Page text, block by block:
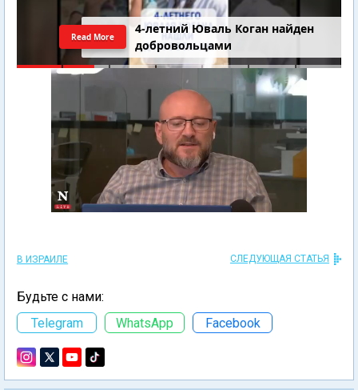
4-летний Юваль Коган найден
добровольцами
Read More
В ИЗРАИЛЕ СЛЕДУЮЩАЯ СТАТЬЯ
Будьте с нами:
Telegram
WhatsApp Facebook